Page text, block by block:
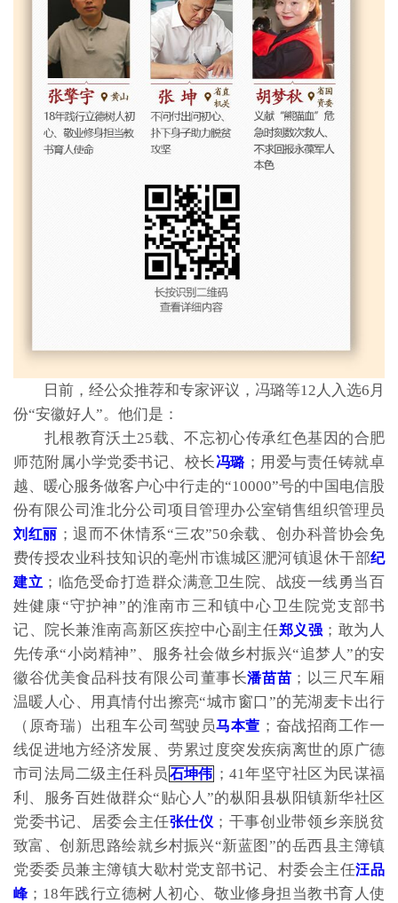
日前，经公众推荐和专家评议，冯璐等12人入选6月
份“安徽好人”。他们是：
扎根教育沃土25载、不忘初心传承红色基因的合肥
师范附属小学党委书记、校长冯璐；用爱与责任铸就卓
越、暖心服务做客户心中行走的“10000”号的中国电信股
份有限公司淮北分公司项目管理办公室销售组织管理员
刘红丽 ；退而不休情系“三农”50余载、创办科普协会免
费传授农业科技知识的亳州市谯城区淝河镇退休干部纪
建立 ；临危受命打造群众满意卫生院、战疫一线勇当百
姓健康“守护神”的淮南市三和镇中心卫生院党支部书
记、院长兼淮南高新区疾控中心副主任郑义强 ；敢为人
先传承“小岗精神”、服务社会做乡村振兴“追梦人”的安
徽谷优美食品科技有限公司董事长潘苗苗 ；以三尺车厢
温暖人心、用真情付出擦亮“城市窗口”的芜湖麦卡出行
（原奇瑞）出租车公司驾驶员马本萱 ；奋战招商工作一
线促进地方经济发展、劳累过度突发疾病离世的原广德
市司法局二级主任科员 石坤伟 ；41年坚守社区为民谋福
利、服务百姓做群众“贴心人”的枞阳县枞阳镇新华社区
党委书记、居委会主任张仕仪 ；干事创业带领乡亲脱贫
致富、创新思路绘就乡村振兴“新蓝图”的岳西县主簿镇
党委委员兼主簿镇大歇村党支部书记、村委会主任汪品
峰；18年践行立德树人初心、敬业修身担当教书育人使